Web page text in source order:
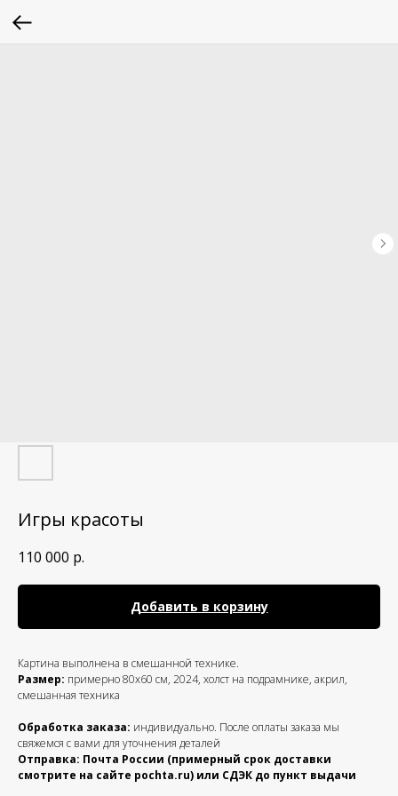
Игры красоты
110 000 р.
Добавить в корзину
Картина выполнена в смешанной технике.
Размер: примерно 80х60 см, 2024, холст на подрамнике, акрил,
смешанная техника
Обработка заказа: индивидуально. После оплаты заказа мы
свяжемся с вами для уточнения деталей
Отправка: Почта России (примерный срок доставки
смотрите на сайте pochta.ru) или СДЭК до пункт выдачи